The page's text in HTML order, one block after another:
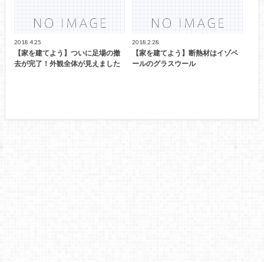
2018.4.25
【家を建てよう】ついに足場の撤
去が完了！外観全体が見えました
2018.2.28
【家を建てよう】断熱材はイゾベ
ールのグラスウール